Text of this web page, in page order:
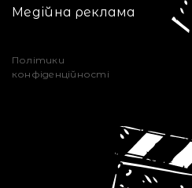
Медійна реклама
Політики
конфіденційності